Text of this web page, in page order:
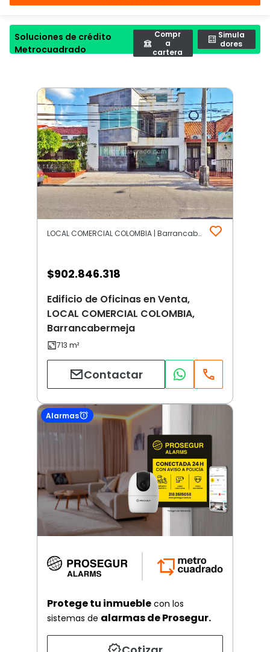
Soluciones de crédito
Metrocuadrado
Compr
a
cartera
Simula
dores
LOCAL COMERCIAL COLOMBIA | Barrancabermeja
$902.846.318
Edificio de Oficinas en Venta,
LOCAL COMERCIAL COLOMBIA,
Barrancabermeja
Contactar
Alarmas
Protege tu inmueble con los
sistemas de alarmas de Prosegur.